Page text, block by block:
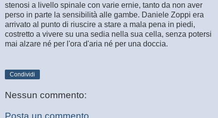
stenosi a livello spinale con varie ernie, tanto da non aver
perso in parte la sensibilità alle gambe. Daniele Zoppi era
arrivato al punto di riuscire a stare a mala pena in piedi,
costretto a vivere su una sedia nella sua cella, senza potersi
mai alzare né per l'ora d'aria né per una doccia.
Condividi
Nessun commento:
Posta un commento